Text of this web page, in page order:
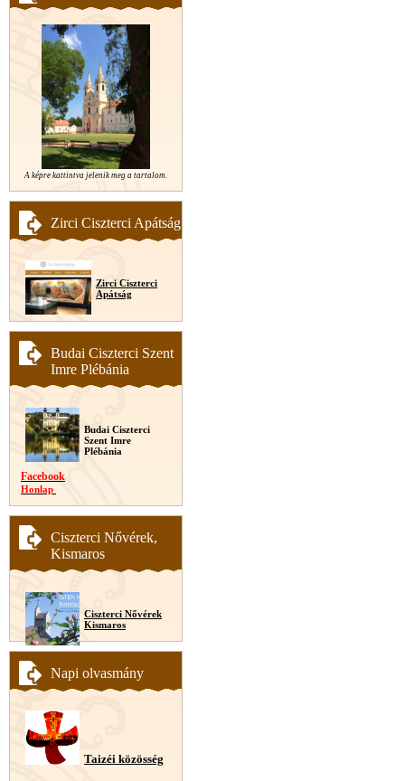
A képre kattintva jelenik meg a tartalom.
Zirci Ciszterci Apátság
Zirci Ciszterci
Apátság
Budai Ciszterci Szent
Imre Plébánia
Budai Ciszterci
Szent Imre
Plébánia
Facebook
Honlap
Ciszterci Nővérek,
Kismaros
Ciszterci Nővérek
Kismaros
Napi olvasmány
Taizéi közösség